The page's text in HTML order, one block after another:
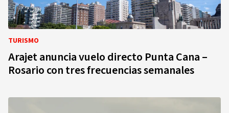
TURISMO
Arajet anuncia vuelo directo Punta Cana –
Rosario con tres frecuencias semanales